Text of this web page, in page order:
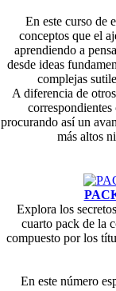
En este curso de
conceptos que el
aprendiendo a
desde ideas
complejas
A diferencia de
procurando así un
más altos
Explora los
cuarto pack de la
compuesto por los
En este número